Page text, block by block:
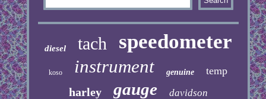
diesel tach speedometer
koso instrument genuine temp
harley gauge davidson